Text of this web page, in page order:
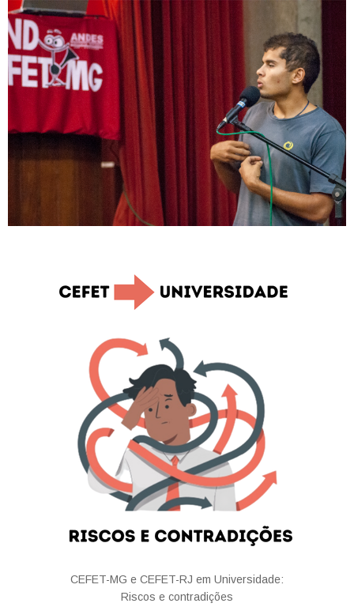
CEFET-MG e CEFET-RJ em Universidade:
Riscos e contradições